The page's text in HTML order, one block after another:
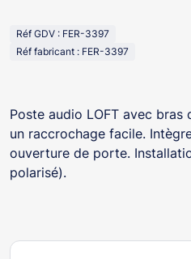
Réf GDV : FER-3397
Réf fabricant : FER-3397
Poste audio LOFT avec
un raccrochage facile.
ouverture de porte.
polarisé).